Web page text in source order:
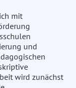
mit
und
wird zunächst